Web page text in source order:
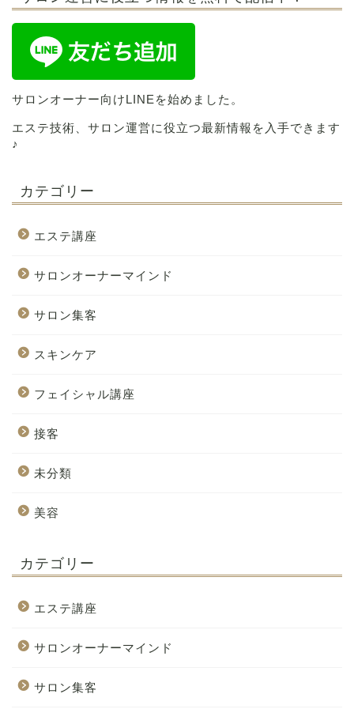
サロンオーナー向けLINEを始めました。
エステ技術、サロン運営に役立つ最新情報を入手できます
♪
カテゴリー
エステ講座
サロンオーナーマインド
サロン集客
スキンケア
フェイシャル講座
接客
未分類
美容
カテゴリー
エステ講座
サロンオーナーマインド
サロン集客